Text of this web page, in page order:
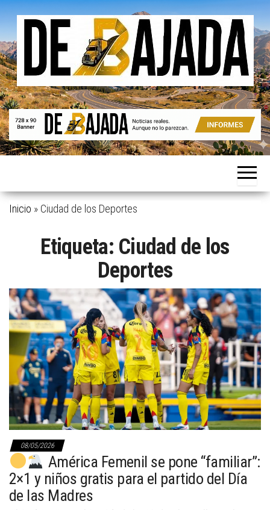
Saltar
contenido
De
Bajada
Noticias
Aunque
parezcan.
Inicio » Ciudad de los Deportes
Etiqueta: Ciudad de los
Deportes
08/05/2026
América Femenil se pone “familiar”:
2×1 y niños gratis para el partido del Día
de las Madres